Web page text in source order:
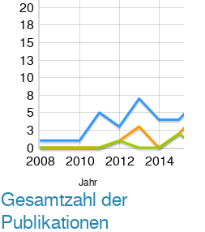
2008 2010 2012 2014
0
3
5
8
10
13
15
18
20
Jahr
Gesamtzahl der
Publikationen